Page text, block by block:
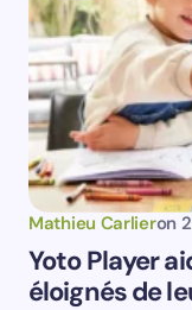
Mathieu Carlieron
Yoto Player
éloignés de